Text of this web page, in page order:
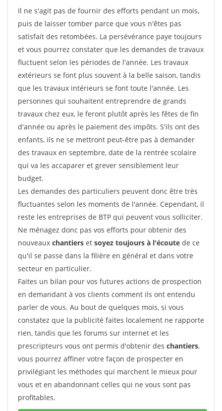
Il ne s'agit pas de fournir des efforts pendant un mois,
puis de laisser tomber parce que vous n'êtes pas
satisfait des retombées. La persévérance paye toujours
et vous pourrez constater que les demandes de travaux
fluctuent selon les périodes de l'année. Les travaux
extérieurs se font plus souvent à la belle saison, tandis
que les travaux intérieurs se font toute l'année. Les
personnes qui souhaitent entreprendre de grands
travaux chez eux, le feront plutôt après les fêtes de fin
d'année ou après le paiement des impôts. S'ils ont des
enfants, ils ne se mettront peut-être pas à demander
des travaux en septembre, date de la rentrée scolaire
qui va les accaparer et grever sensiblement leur
budget.
Les demandes des particuliers peuvent donc être très
fluctuantes selon les moments de l'année. Cependant, il
reste les entreprises de BTP qui peuvent vous solliciter.
Ne ménagez donc pas vos efforts pour obtenir des
nouveaux chantiers et soyez toujours à l'écoute de ce
qu'il se passe dans la filière en général et dans votre
secteur en particulier.
Faites un bilan pour vos futures actions de prospection
en demandant à vos clients comment ils ont entendu
parler de vous. Au bout de quelques mois, si vous
constatez que la publicité faites localement ne rapporte
rien, tandis que les forums sur internet et les
prescripteurs vous ont permis d'obtenir des chantiers,
vous pourrez affiner votre façon de prospecter en
privilégiant les méthodes qui marchent le mieux pour
vous et en abandonnant celles qui ne vous sont pas
profitables.